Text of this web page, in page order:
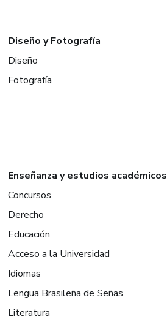
Diseño y Fotografía
Diseño
Fotografía
Enseñanza y estudios académicos
Concursos
Derecho
Educación
Acceso a la Universidad
Idiomas
Lengua Brasileña de Señas
Literatura